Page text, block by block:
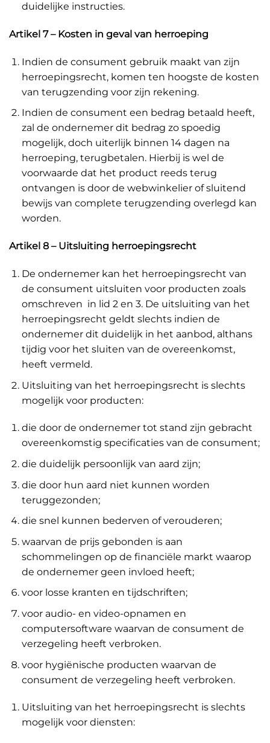
duidelijke instructies.
Artikel 7 – Kosten in geval van herroeping
Indien de consument gebruik maakt van zijn
herroepingsrecht, komen ten hoogste de kosten
van terugzending voor zijn rekening.
Indien de consument een bedrag betaald heeft,
zal de ondernemer dit bedrag zo spoedig
mogelijk, doch uiterlijk binnen 14 dagen na
herroeping, terugbetalen. Hierbij is wel de
voorwaarde dat het product reeds terug
ontvangen is door de webwinkelier of sluitend
bewijs van complete terugzending overlegd kan
worden.
Artikel 8 – Uitsluiting herroepingsrecht
De ondernemer kan het herroepingsrecht van
de consument uitsluiten voor producten zoals
omschreven in lid 2 en 3. De uitsluiting van het
herroepingsrecht geldt slechts indien de
ondernemer dit duidelijk in het aanbod, althans
tijdig voor het sluiten van de overeenkomst,
heeft vermeld.
Uitsluiting van het herroepingsrecht is slechts
mogelijk voor producten:
die door de ondernemer tot stand zijn gebracht
overeenkomstig specificaties van de consument;
die duidelijk persoonlijk van aard zijn;
die door hun aard niet kunnen worden
teruggezonden;
die snel kunnen bederven of verouderen;
waarvan de prijs gebonden is aan
schommelingen op de financiële markt waarop
de ondernemer geen invloed heeft;
voor losse kranten en tijdschriften;
voor audio- en video-opnamen en
computersoftware waarvan de consument de
verzegeling heeft verbroken.
voor hygiënische producten waarvan de
consument de verzegeling heeft verbroken.
Uitsluiting van het herroepingsrecht is slechts
mogelijk voor diensten: